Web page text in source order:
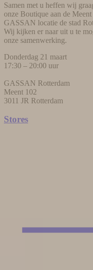
Samen met u heffen wij
onze Boutique aan de
GASSAN locatie de stad
Wij kijken er naar uit u te
onze samenwerking.
Donderdag 21 maart
17:30 – 20:00 uur
GASSAN Rotterdam
Meent 102
3011 JR Rotterdam
Stores